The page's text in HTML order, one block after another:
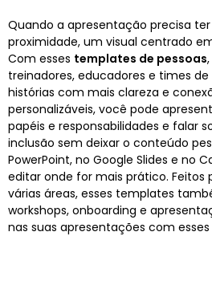
Quando a apresentação precisa
proximidade, um visual centrado
Com esses templates de pessoas
treinadores, educadores e times
histórias com mais clareza e
personalizáveis, você pode
papéis e responsabilidades e falar
inclusão sem deixar o conteúdo
PowerPoint, no Google Slides e no
editar onde for mais prático. Feitos
várias áreas, esses templates
workshops, onboarding e
nas suas apresentações com